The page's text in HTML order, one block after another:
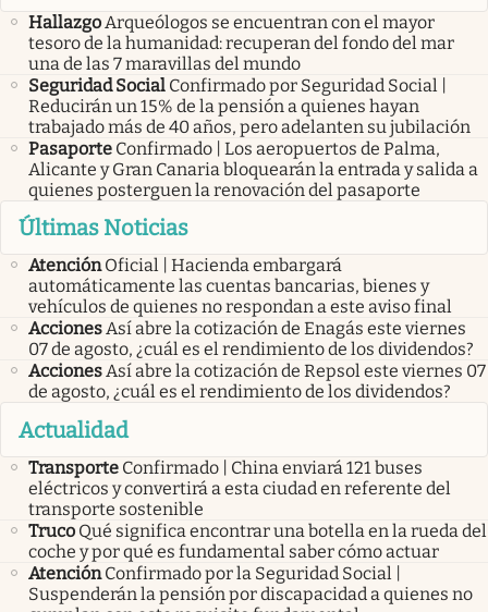
HallazgoArqueólogos se encuentran con el mayor
tesoro de la humanidad: recuperan del fondo del mar
una de las 7 maravillas del mundo
Seguridad Social Confirmado por Seguridad Social |
Reducirán un 15% de la pensión a quienes hayan
trabajado más de 40 años, pero adelanten su jubilación
Pasaporte Confirmado | Los aeropuertos de Palma,
Alicante y Gran Canaria bloquearán la entrada y salida a
quienes posterguen la renovación del pasaporte
Últimas Noticias
Atención Oficial | Hacienda embargará
automáticamente las cuentas bancarias, bienes y
vehículos de quienes no respondan a este aviso final
AccionesAsí abre la cotización de Enagás este viernes
07 de agosto, ¿cuál es el rendimiento de los dividendos?
AccionesAsí abre la cotización de Repsol este viernes 07
de agosto, ¿cuál es el rendimiento de los dividendos?
Actualidad
Transporte Confirmado | China enviará 121 buses
eléctricos y convertirá a esta ciudad en referente del
transporte sostenible
Truco Qué significa encontrar una botella en la rueda del
coche y por qué es fundamental saber cómo actuar
Atención Confirmado por la Seguridad Social |
Suspenderán la pensión por discapacidad a quienes no